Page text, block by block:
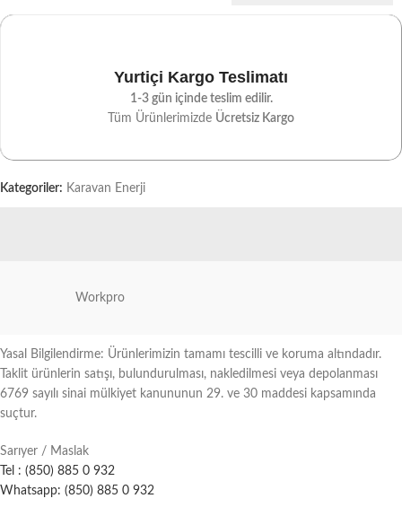
Yurtiçi Kargo Teslimatı
1-3 gün içinde teslim edilir.
Tüm Ürünlerimizde Ücretsiz Kargo
Kategoriler: Karavan Enerji
Workpro
Yasal Bilgilendirme: Ürünlerimizin tamamı tescilli ve koruma altındadır.
Taklit ürünlerin satışı, bulundurulması, nakledilmesi veya depolanması
6769 sayılı sinai mülkiyet kanununun 29. ve 30 maddesi kapsamında
suçtur.
Sarıyer / Maslak
Tel : (850) 885 0 932
Whatsapp: (850) 885 0 932